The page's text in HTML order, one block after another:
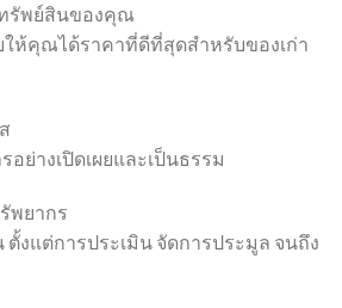
รัพย์สินของคุณ
ห้คุณได้ราคาที่ดีที่สุดสำหรับของเก่า
ย่างเปิดเผยและเป็นธรรม
พยากร
งแต่การประเมิน จัดการประมูล จนถึง